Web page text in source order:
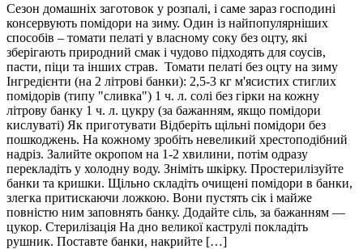
Сезон домашніх заготовок у розпалі, і саме зараз господині
консервують помідори на зиму. Один із найпопулярніших
способів – томати пелаті у власному соку без оцту, які
зберігають природний смак і чудово підходять для соусів,
пасти, піци та інших страв. Томати пелаті без оцту на зиму
Інгредієнти (на 2 літрові банки): 2,5-3 кг м'ясистих стиглих
помідорів (типу "сливка") 1 ч. л. солі без гірки на кожну
літрову банку 1 ч. л. цукру (за бажанням, якщо помідори
кислуваті) Як приготувати Відберіть щільні помідори без
пошкоджень. На кожному зробіть невеликий хрестоподібний
надріз. Залийте окропом на 1-2 хвилини, потім одразу
перекладіть у холодну воду. Зніміть шкірку. Простерилізуйте
банки та кришки. Щільно складіть очищені помідори в банки,
злегка притискаючи ложкою. Вони пустять сік і майже
повністю ним заповнять банку. Додайте сіль, за бажанням —
цукор. Стерилізація На дно великої каструлі покладіть
рушник. Поставте банки, накрийте […]